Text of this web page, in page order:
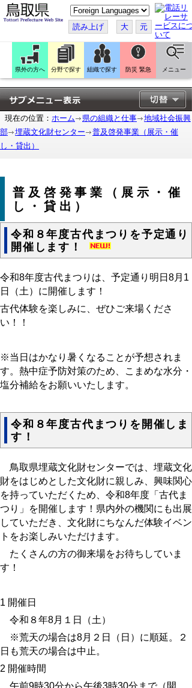
こ
の
ペ
ー
ジ
翻
訳
す
る
読み上げ 大 元
県外の方へ 分野で探す 組織で探す 防災 緊急 メニュー
現在の位置： ホーム 県の組織と仕事
地域社会振興
部
埋蔵文化財センター
普及啓発事業（展示・催
し・貸出）
普及啓発事業（展示・催
し・貸出）
令和８年度古代まつりを予定通り
開催します！
令和8年度古代まつりは、予定通り明日8月1
日（土）に開催します！
古代体験を楽しみに、ぜひご来場くださ
い！！
※当日はかなり暑くなることが予想されま
す。熱中症予防対策のため、こまめな水分・
塩分補給をお願いいたします。
令和８年度古代まつりを開催しま
す！
鳥取県埋蔵文化財センターでは、埋蔵文化
財をはじめとした文化財に親しみ、興味関心
を持っていただくため、令和8年度「古代ま
つり」を開催します！ 県内外の機関にも出展
していただき、 文化財にちなんだ体験イベン
トをお楽しみいただけます。
たくさんの方の御来場をお待ちしていま
す！
1 開催日
令和８年8月１日（土）
※荒天の場合は8月２日（日）に順延。２
日も荒天の場合は中止。
2 開催時間
午前9時30分から午後3時30分まで（開